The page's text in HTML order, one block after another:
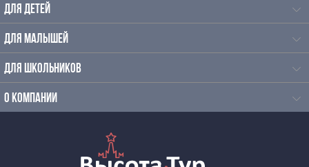
ДЛЯ ДЕТЕЙ
ДЛЯ МАЛЫШЕЙ
ДЛЯ ШКОЛЬНИКОВ
О КОМПАНИИ